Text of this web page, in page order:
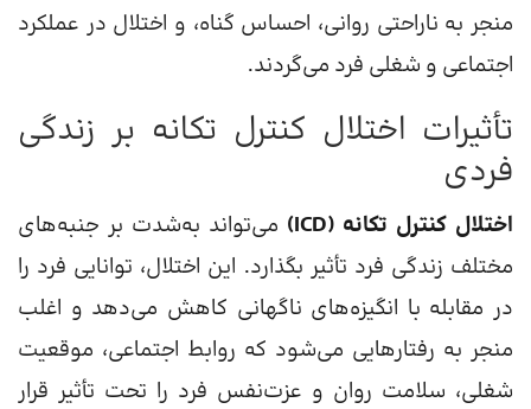
منجر به ناراحتی روانی، احساس گناه، و اختلال در عملکرد
اجتماعی و شغلی فرد می‌گردند.
تأثیرات اختلال کنترل تکانه بر زندگی
فردی
اختلال کنترل تکانه (ICD)
می‌تواند به‌شدت بر جنبه‌های
مختلف زندگی فرد تأثیر بگذارد. این اختلال، توانایی فرد را
در مقابله با انگیزه‌های ناگهانی کاهش می‌دهد و اغلب
منجر به رفتارهایی می‌شود که روابط اجتماعی، موقعیت
شغلی، سلامت روان و عزت‌نفس فرد را تحت تأثیر قرار